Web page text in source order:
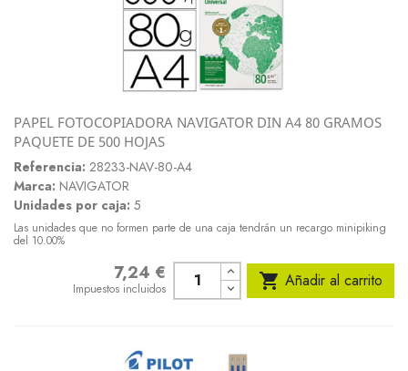
PAPEL FOTOCOPIADORA NAVIGATOR DIN A4 80 GRAMOS
PAQUETE DE 500 HOJAS
Referencia: 28233-NAV-80-A4
Marca: NAVIGATOR
Unidades por caja: 5
Las unidades que no formen parte de una caja tendrán un recargo minipiking
del 10.00%
7,24 €
Impuestos incluidos  Añadir al carrito